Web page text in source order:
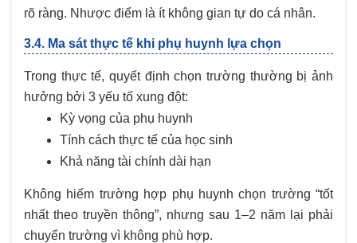
rõ ràng. Nhược điểm là ít không gian tự do cá nhân.
3.4. Ma sát thực tế khi phụ huynh lựa chọn
Trong thực tế, quyết định chọn trường thường bị ảnh
hưởng bởi 3 yếu tố xung đột:
Kỳ vọng của phụ huynh
Tính cách thực tế của học sinh
Khả năng tài chính dài hạn
Không hiếm trường hợp phụ huynh chọn trường “tốt
nhất theo truyền thông”, nhưng sau 1–2 năm lại phải
chuyển trường vì không phù hợp.